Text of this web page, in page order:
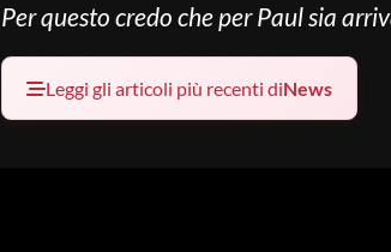
Per questo credo che per Paul sia
Leggi gli articoli più recenti diNews